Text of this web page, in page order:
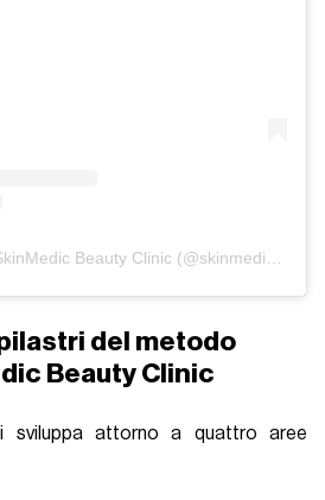
del metodo
Beauty Clinic
sviluppa attorno a quattro aree